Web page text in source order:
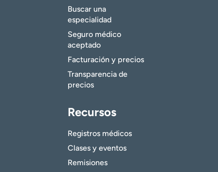
Buscar una
especialidad
Seguro médico
aceptado
Facturación y precios
Transparencia de
precios
Recursos
Registros médicos
Clases y eventos
Remisiones